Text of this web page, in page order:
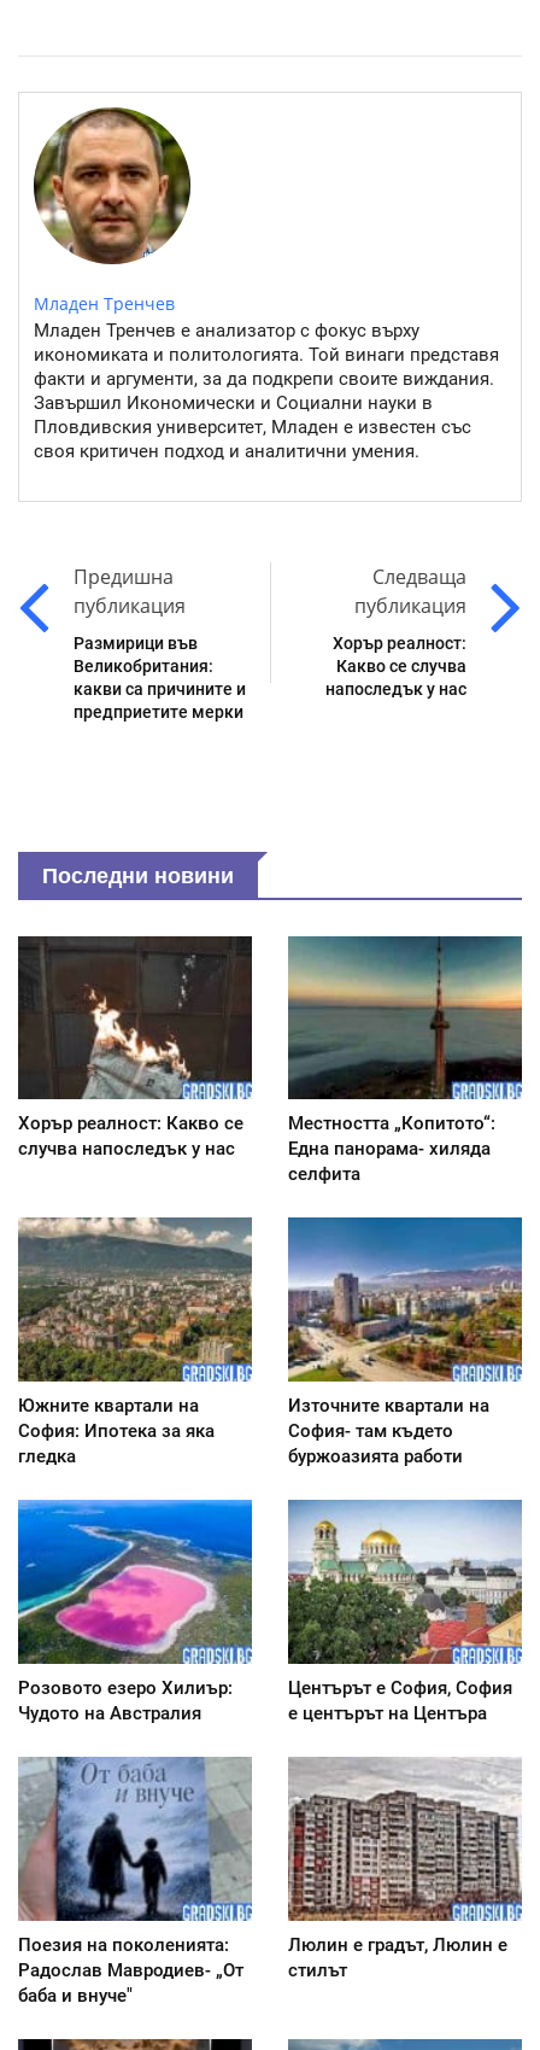
Младен Тренчев
Младен Тренчев е анализатор с фокус върху
икономиката и политологията. Той винаги представя
факти и аргументи, за да подкрепи своите виждания.
Завършил Икономически и Социални науки в
Пловдивския университет, Младен е известен със
своя критичен подход и аналитични умения.
Предишна
публикация
Размирици във
Великобритания:
какви са причините и
предприетите мерки
Следваща
публикация
Хорър реалност:
Какво се случва
напоследък у нас
Последни новини
Хорър реалност: Какво се
случва напоследък у нас
Местността „Копитото“:
Една панорама- хиляда
селфита
Южните квартали на
София: Ипотека за яка
гледка
Източните квартали на
София- там където
буржоазията работи
Розовото езеро Хилиър:
Чудото на Австралия
Центърът е София, София
е центърът на Центъра
Поезия на поколенията:
Радослав Мавродиев- „От
баба и внуче"
Люлин е градът, Люлин е
стилът